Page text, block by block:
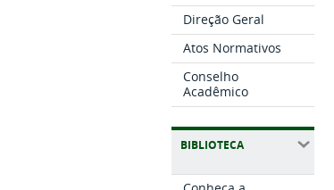
Direção Geral
Atos Normativos
Conselho
Acadêmico
BIBLIOTECA